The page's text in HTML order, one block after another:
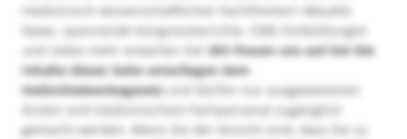
medizinisch-wissenschaftlichen Fachthemen! Aktuelle
News, spannende Kongressberichte, CME-Fortbildungen
und vieles mehr erwarten Sie!Wir freuen uns auf Sie! Die
Inhalte dieser Seite unterliegen dem
Heilmittelwerbegesetzund dürfen nur ausgewiesenen
Ärzten und medizinischem Fachpersonal zugänglich
gemacht werden. Wenn Sie der Ansicht sind, dass Sie zu